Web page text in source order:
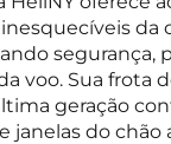
da
segurança,
voo. Sua frota
geração
janelas do chão